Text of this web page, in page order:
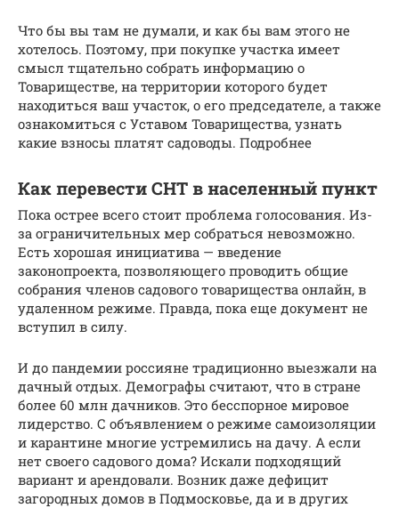
Что бы вы там не думали, и как бы вам этого не
хотелось. Поэтому, при покупке участка имеет
смысл тщательно собрать информацию о
Товариществе, на территории которого будет
находиться ваш участок, о его председателе, а также
ознакомиться с Уставом Товарищества, узнать
какие взносы платят садоводы. Подробнее
Как перевести СНТ в населенный пункт
Пока острее всего стоит проблема голосования. Из-
за ограничительных мер собраться невозможно.
Есть хорошая инициатива — введение
законопроекта, позволяющего проводить общие
собрания членов садового товарищества онлайн, в
удаленном режиме. Правда, пока еще документ не
вступил в силу.
И до пандемии россияне традиционно выезжали на
дачный отдых. Демографы считают, что в стране
более 60 млн дачников. Это бесспорное мировое
лидерство. С объявлением о режиме самоизоляции
и карантине многие устремились на дачу. А если
нет своего садового дома? Искали подходящий
вариант и арендовали. Возник даже дефицит
загородных домов в Подмосковье, да и в других